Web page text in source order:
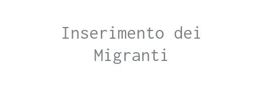
Inserimento dei
Migranti